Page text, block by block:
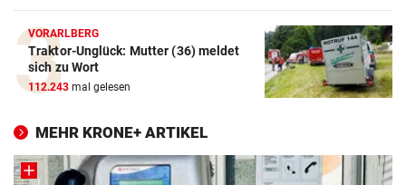
VORARLBERG
Traktor-Unglück: Mutter (36) meldet
sich zu Wort
112.243 mal gelesen
MEHR KRONE+ ARTIKEL